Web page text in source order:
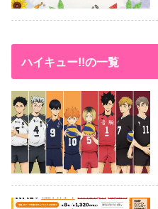
ハイキュー!!の一覧